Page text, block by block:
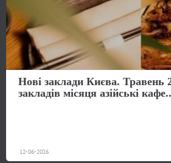
Нові заклади Києва. Травень
закладів місяця азійські
12-06-2026